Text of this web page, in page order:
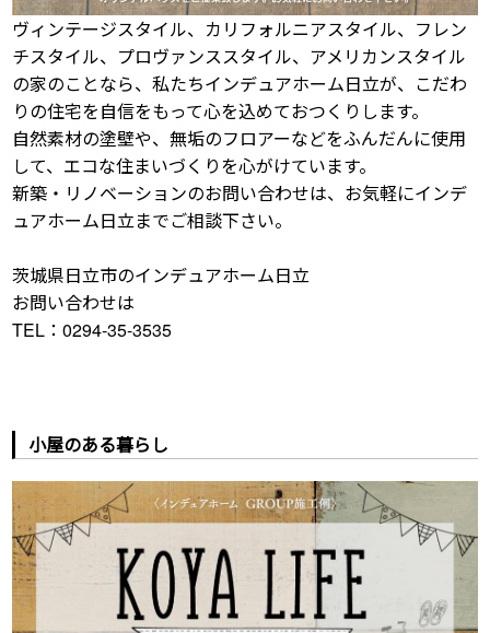
ヴィンテージスタイル、カリフォルニアスタイル、フレン
チスタイル、プロヴァンススタイル、アメリカンスタイル
の家のことなら、私たちインデュアホーム日立が、こだわ
りの住宅を自信をもって心を込めておつくりします。
自然素材の塗壁や、無垢のフロアーなどをふんだんに使用
して、エコな住まいづくりを心がけています。
新築・リノベーションのお問い合わせは、お気軽にインデ
ュアホーム日立までご相談下さい。
茨城県日立市のインデュアホーム日立
お問い合わせは
TEL：0294-35-3535
小屋のある暮らし